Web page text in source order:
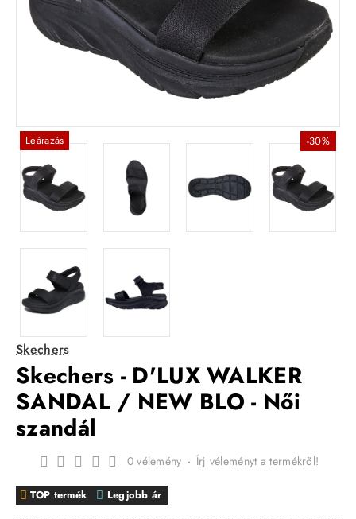
Leárazás -30%
Skechers
Skechers - D'LUX WALKER
SANDAL / NEW BLO - Női
szandál
TOP termék Legjobb ár
0 vélemény - Írj véleményt a termékről!